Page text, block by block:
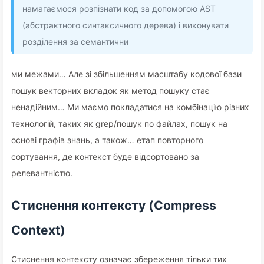
намагаємося розпізнати код за допомогою AST
(абстрактного синтаксичного дерева) і виконувати
розділення за семантични
ми межами… Але зі збільшенням масштабу кодової бази
пошук векторних вкладок як метод пошуку стає
ненадійним… Ми маємо покладатися на комбінацію різних
технологій, таких як grep/пошук по файлах, пошук на
основі графів знань, а також… етап повторного
сортування, де контекст буде відсортовано за
релевантністю.
Стиснення контексту (Compress
Context)
Стиснення контексту означає збереження тільки тих